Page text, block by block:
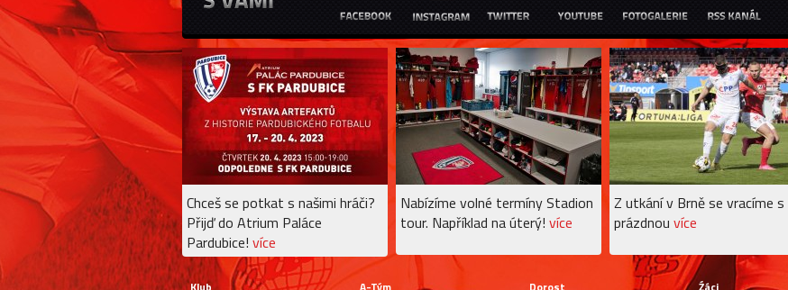
Chceš se potkat s našimi hráči?
Přijď do Atrium Paláce
Pardubice! více
Nabízíme volné termíny Stadion
tour. Například na úterý! více
Z utkání v Brně se vracíme s
prázdnou více